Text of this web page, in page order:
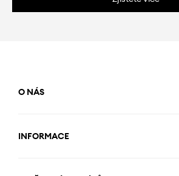
O NÁS
INFORMACE